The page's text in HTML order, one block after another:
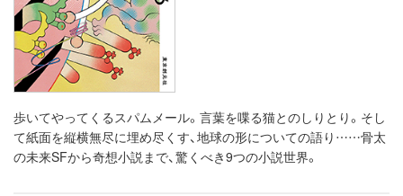
歩いてやってくるスパムメール。言葉を喋る猫とのしりとり。そし
て紙面を縦横無尽に埋め尽くす、地球の形についての語り……骨太
の未来SFから奇想小説まで、驚くべき9つの小説世界。